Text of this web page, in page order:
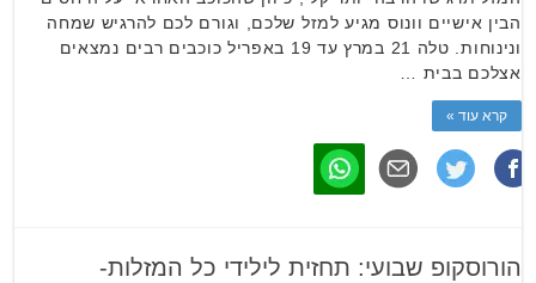
הבין אישיים וונוס מגיע למזל שלכם, וגורם לכם להרגיש שמחה
ונינוחות. טלה 21 במרץ עד 19 באפריל כוכבים רבים נמצאים
אצלכם בבית …
קרא עוד »
הורוסקופ שבועי: תחזית לילידי כל המזלות-